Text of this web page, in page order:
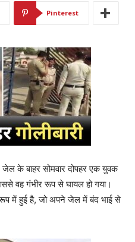
Pinterest
के बाहर सोमवार दोपहर एक युवक
वह गंभीर रूप से घायल हो गया।
में हुई है, जो अपने जेल में बंद भाई से